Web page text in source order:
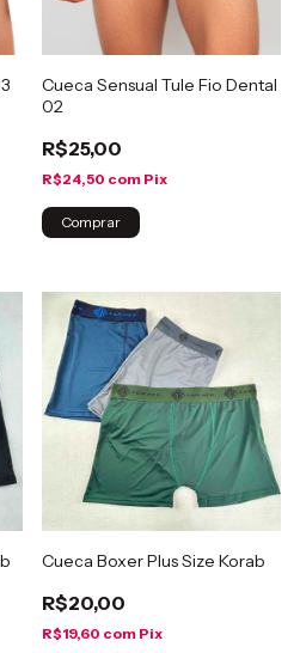
Cueca Sensual Tule Fio Dental
02
R$25,00
R$24,50 com Pix
Comprar
Cueca Boxer Plus Size Korab
R$20,00
R$19,60 com Pix